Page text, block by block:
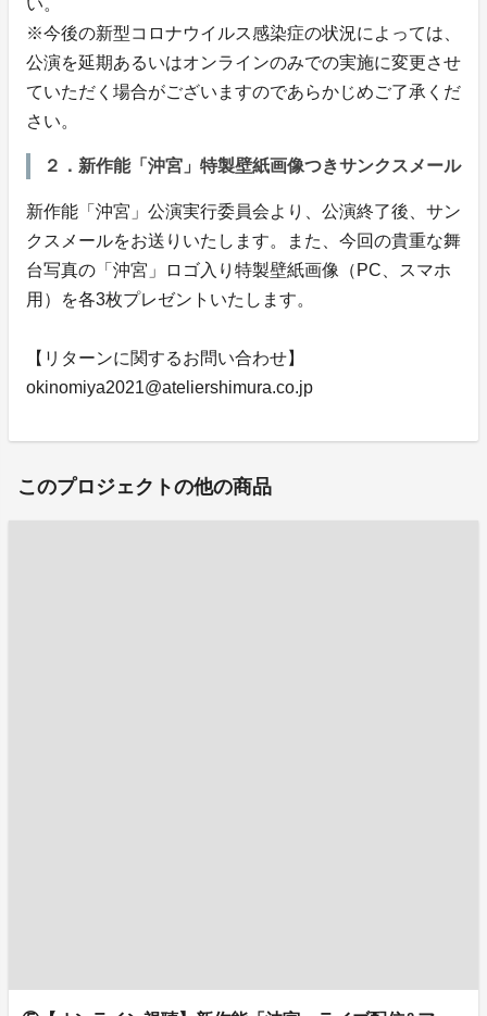
い。
※今後の新型コロナウイルス感染症の状況によっては、
公演を延期あるいはオンラインのみでの実施に変更させ
ていただく場合がございますのであらかじめご了承くだ
さい。
２．新作能「沖宮」特製壁紙画像つきサンクスメール
新作能「沖宮」公演実行委員会より、公演終了後、サン
クスメールをお送りいたします。また、今回の貴重な舞
台写真の「沖宮」ロゴ入り特製壁紙画像（PC、スマホ
用）を各3枚プレゼントいたします。
【リターンに関するお問い合わせ】
okinomiya2021@ateliershimura.co.jp
このプロジェクトの他の商品